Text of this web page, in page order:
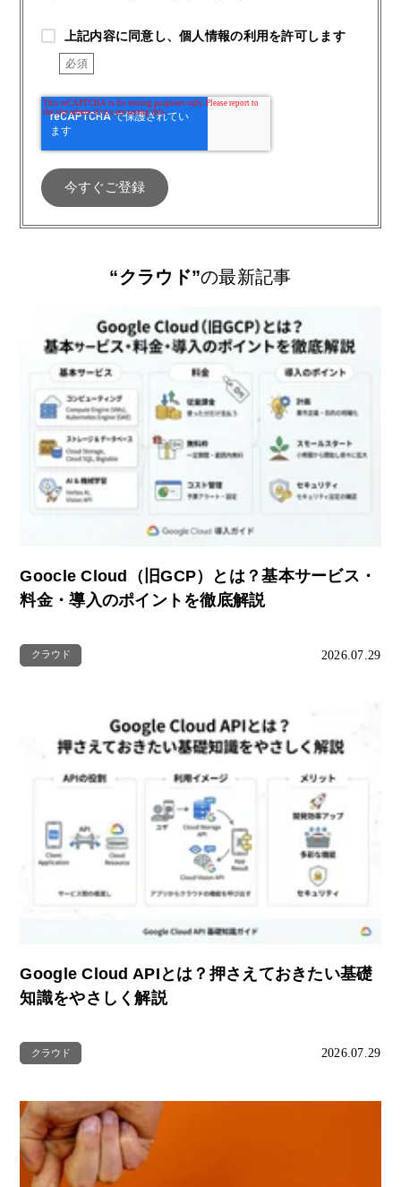
上記内容に同意し、個人情報の利用を許可します
“クラウド”の最新記事
Goocle Cloud（旧GCP）とは？基本サービス・
料金・導入のポイントを徹底解説
クラウド 2026.07.29
Google Cloud APIとは？押さえておきたい基礎
知識をやさしく解説
クラウド 2026.07.29